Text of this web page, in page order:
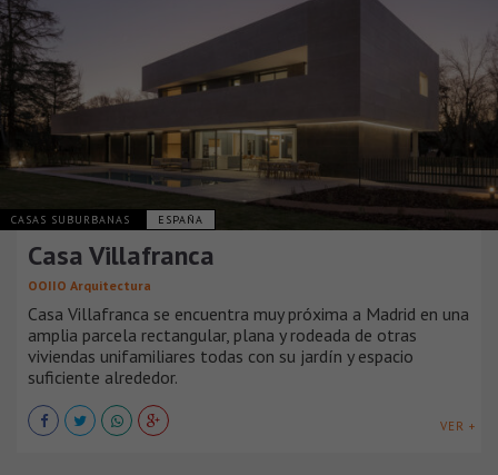
CASAS SUBURBANAS ESPAÑA
Casa Villafranca
OOIIO Arquitectura
Casa Villafranca se encuentra muy próxima a Madrid en una
amplia parcela rectangular, plana y rodeada de otras
viviendas unifamiliares todas con su jardín y espacio
suficiente alrededor.
VER +